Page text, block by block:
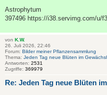
Astrophytum
397496 https://i38.servimg.com/u/
von K.W.
26. Juli 2026, 22:46
Forum: Bilder meiner Pflanzensammlung
Thema: Jeden Tag neue Blüten im
Antworten: 2531
Zugriffe: 369979
Re: Jeden Tag neue Blüten